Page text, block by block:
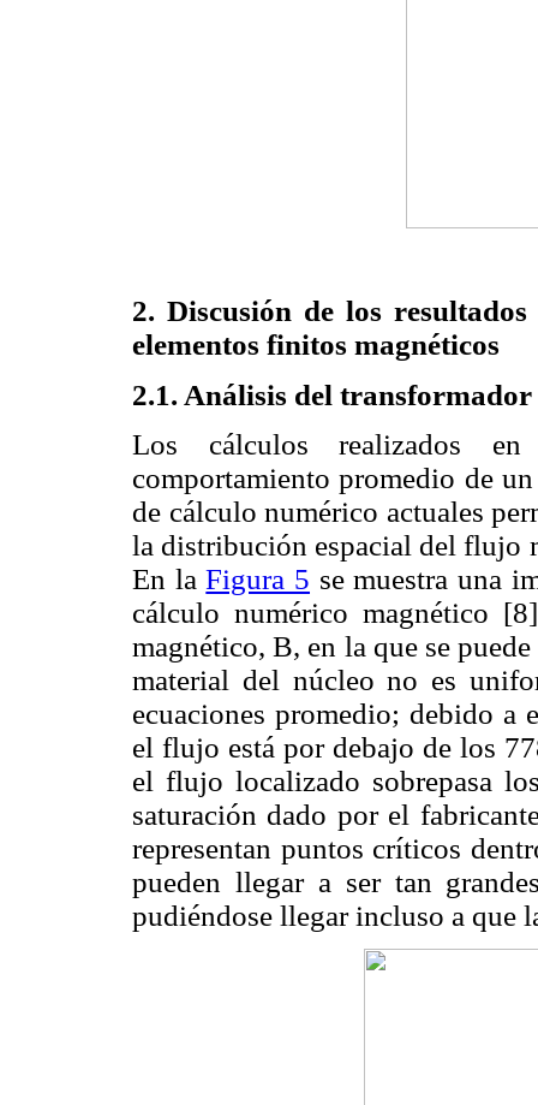
2. Discusión de los
elementos finitos magnéticos
2.1. Análisis del
Los cálculos realizados
comportamiento promedio de
de cálculo numérico actuales
la distribución espacial del flujo
En laFigura 5 se muestra una
cálculo numérico magnético
magnético, B, en la que se
material del núcleo no es
ecuaciones promedio; debido a
el flujo está por debajo de los
el flujo localizado sobrepasa
saturación dado por el
representan puntos críticos
pueden llegar a ser tan
pudiéndose llegar incluso a que